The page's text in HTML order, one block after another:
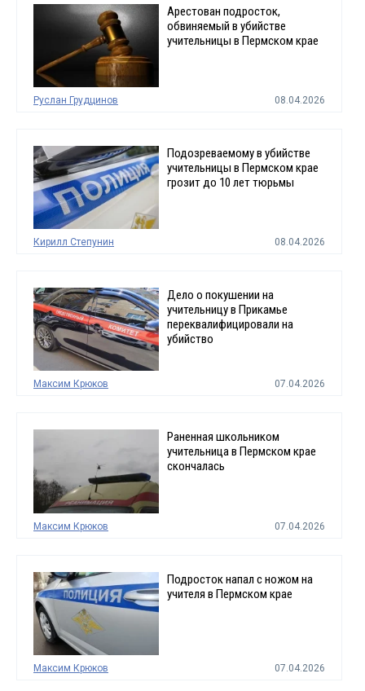
Арестован подросток,
обвиняемый в убийстве
учительницы в Пермском крае
Руслан Грудцинов 08.04.2026
Подозреваемому в убийстве
учительницы в Пермском крае
грозит до 10 лет тюрьмы
Кирилл Степунин 08.04.2026
Дело о покушении на
учительницу в Прикамье
переквалифицировали на
убийство
Максим Крюков 07.04.2026
Раненная школьником
учительница в Пермском крае
скончалась
Максим Крюков 07.04.2026
Подросток напал с ножом на
учителя в Пермском крае
Максим Крюков 07.04.2026